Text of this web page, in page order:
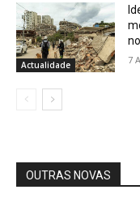
Actualidade 7
OUTRAS NOVAS